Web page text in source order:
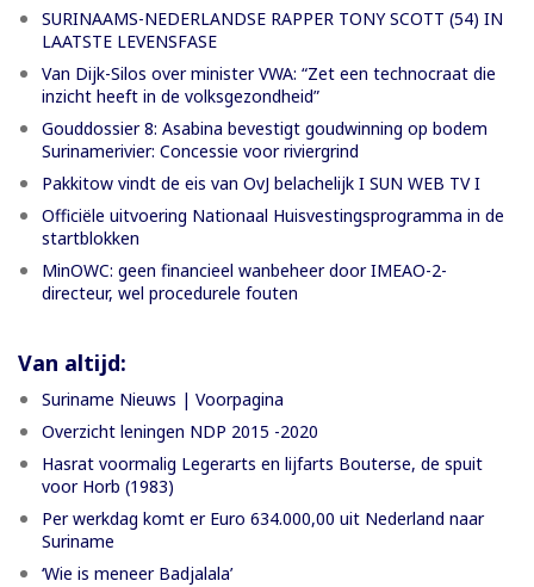
SURINAAMS-NEDERLANDSE RAPPER TONY SCOTT (54) IN
LAATSTE LEVENSFASE
Van Dijk-Silos over minister VWA: “Zet een technocraat die
inzicht heeft in de volksgezondheid”
Gouddossier 8: Asabina bevestigt goudwinning op bodem
Surinamerivier: Concessie voor riviergrind
Pakkitow vindt de eis van OvJ belachelijk I SUN WEB TV I
Officiële uitvoering Nationaal Huisvestingsprogramma in de
startblokken
MinOWC: geen financieel wanbeheer door IMEAO-2-
directeur, wel procedurele fouten
Van altijd:
Suriname Nieuws | Voorpagina
Overzicht leningen NDP 2015 -2020
Hasrat voormalig Legerarts en lijfarts Bouterse, de spuit
voor Horb (1983)
Per werkdag komt er Euro 634.000,00 uit Nederland naar
Suriname
‘Wie is meneer Badjalala’